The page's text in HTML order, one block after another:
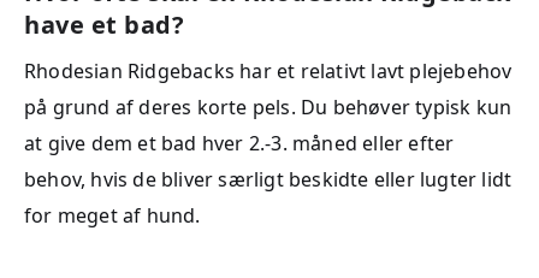
have et bad?
Rhodesian Ridgebacks har et relativt lavt plejebehov
på grund af deres korte pels. Du behøver typisk kun
at give dem et bad hver 2.-3. måned eller efter
behov, hvis de bliver særligt beskidte eller lugter lidt
for meget af hund.